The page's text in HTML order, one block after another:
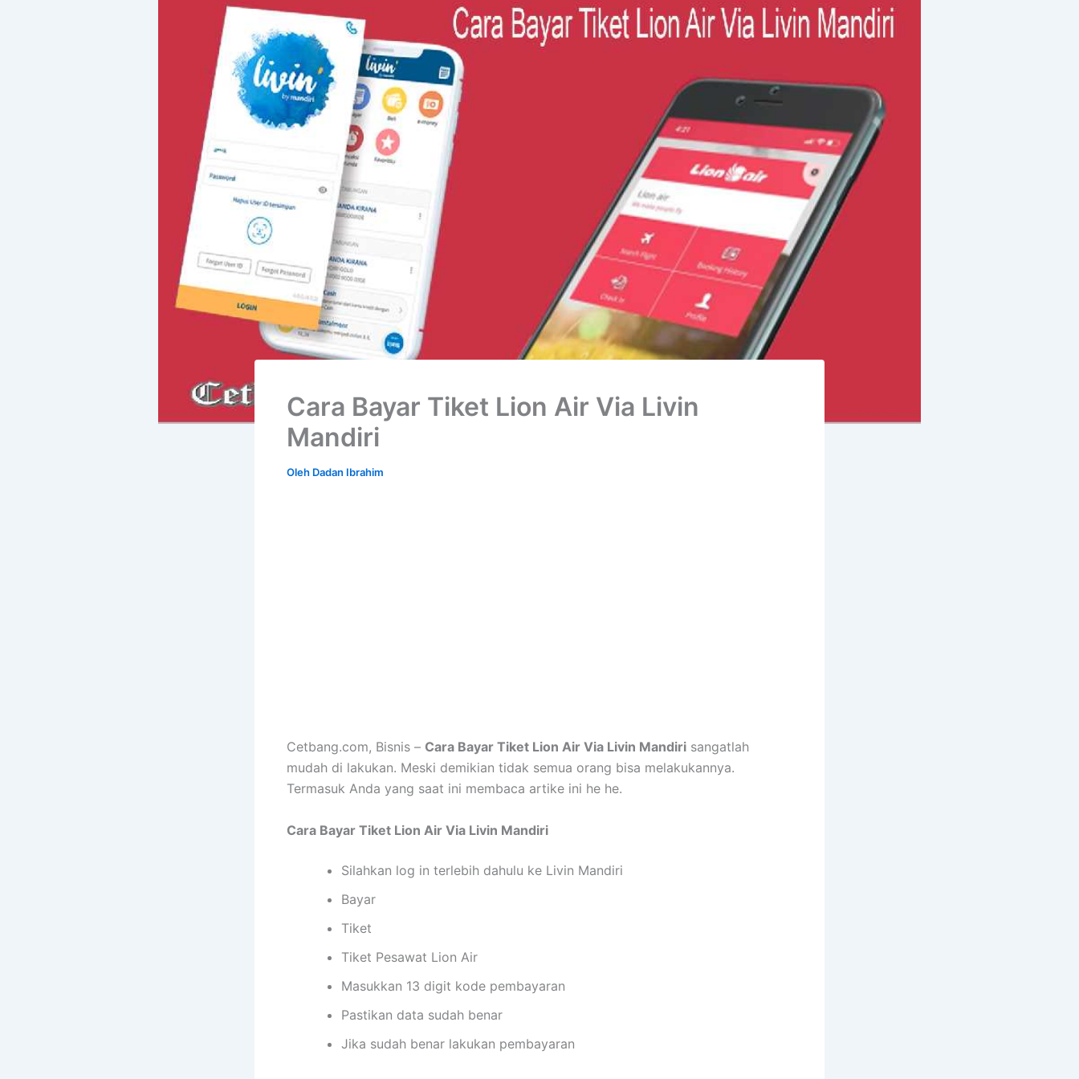
Cara Bayar Tiket Lion Air Via Livin
Mandiri
Oleh Dadan Ibrahim
Cetbang.com, Bisnis – Cara Bayar Tiket Lion Air Via Livin Mandiri sangatlah
mudah di lakukan. Meski demikian tidak semua orang bisa melakukannya.
Termasuk Anda yang saat ini membaca artike ini he he.
Cara Bayar Tiket Lion Air Via Livin Mandiri
Silahkan log in terlebih dahulu ke Livin Mandiri
Bayar
Tiket
Tiket Pesawat Lion Air
Masukkan 13 digit kode pembayaran
Pastikan data sudah benar
Jika sudah benar lakukan pembayaran